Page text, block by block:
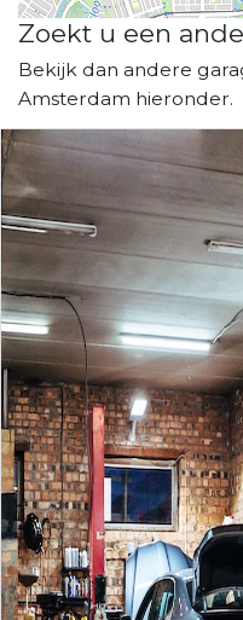
Zoekt u een
Bekijk dan andere
Amsterdam hieronder.